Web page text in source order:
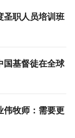
圣职人员培训班
国基督徒在全球
伟牧师：需要更